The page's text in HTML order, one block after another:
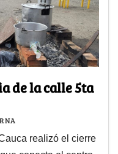
de la calle 5ta
realizó el cierre